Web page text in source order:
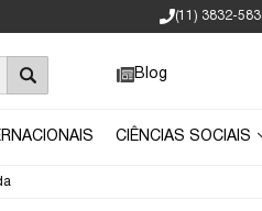
(11) 3832-
Blog
CIÊNCIAS SOCIAIS